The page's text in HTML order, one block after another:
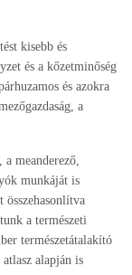
kisebb és
és a kőzetminőség
és azokra
a
meanderező,
munkáját is
összehasonlítva
a természeti
természetátalakító
alapján is